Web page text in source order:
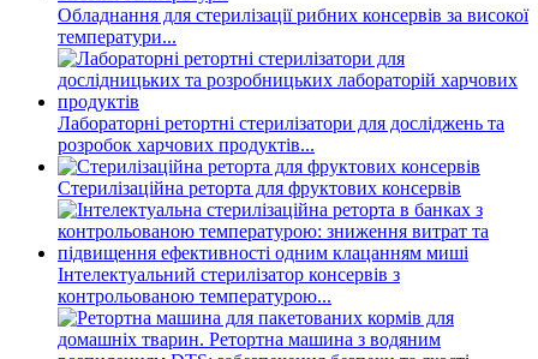
Обладнання для стерилізації рибних консервів за високої
температури...
Лабораторні ретортні стерилізатори для досліджень та
розробок харчових продуктів...
Стерилізаційна реторта для фруктових консервів
Інтелектуальний стерилізатор консервів з
контрольованою температурою...